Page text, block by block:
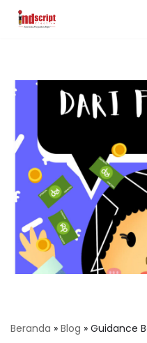
Beranda » Blog » Guidance